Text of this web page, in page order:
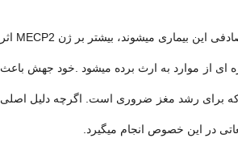
این جهش های ژنتیکی که باعث بروز تصادفی این بیماری میشوند، بیشتر بر ژن MECP2 اثر
ای از موارد به ارث برده میشود .خود جهش باعث
که برای رشد مغز ضروری است. اگرچه دلیل اصلی
در این خصوص انجام میگیرد.